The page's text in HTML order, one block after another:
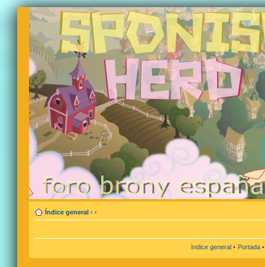
Índice general ‹ ‹
Indice general • Portada